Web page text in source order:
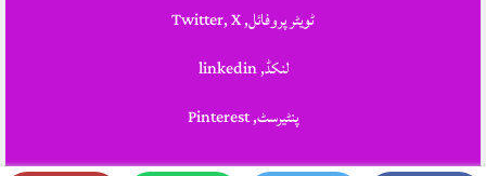
ٹویٹر پروفائل, Twitter, X
لنکڈ, linkedin
پنٹیرسٹ, Pinterest